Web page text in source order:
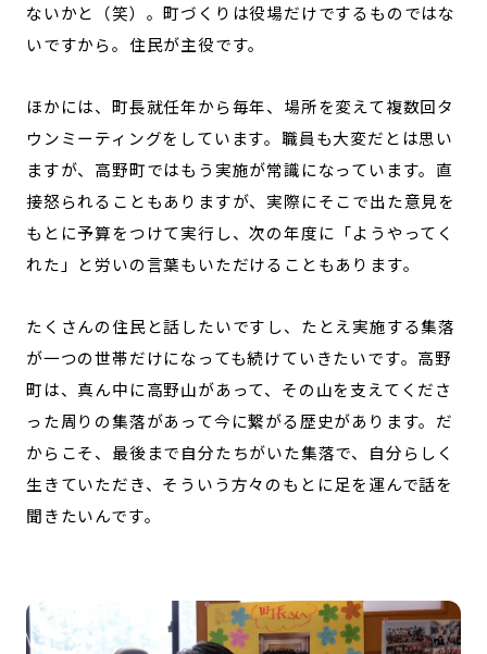
ないかと（笑）。町づくりは役場だけでするものではな
いですから。住民が主役です。
ほかには、町長就任年から毎年、場所を変えて複数回タ
ウンミーティングをしています。職員も大変だとは思い
ますが、高野町ではもう実施が常識になっています。直
接怒られることもありますが、実際にそこで出た意見を
もとに予算をつけて実行し、次の年度に「ようやってく
れた」と労いの言葉もいただけることもあります。
たくさんの住民と話したいですし、たとえ実施する集落
が一つの世帯だけになっても続けていきたいです。高野
町は、真ん中に高野山があって、その山を支えてくださ
った周りの集落があって今に繋がる歴史があります。だ
からこそ、最後まで自分たちがいた集落で、自分らしく
生きていただき、そういう方々のもとに足を運んで話を
聞きたいんです。